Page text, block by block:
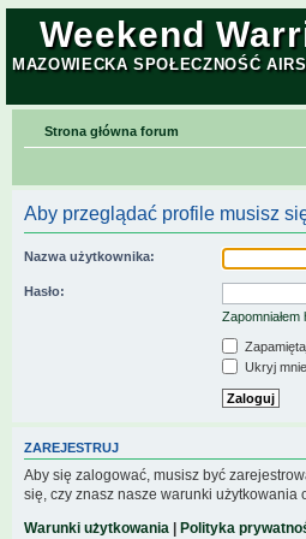
Weekend
MAZOWIECKA SPOŁECZNOŚĆ
Strona główna forum
Aby przeglądać profile musisz
Nazwa użytkownika:
Hasło:
Zapomniałem
Ukryj
ZAREJESTRUJ
Aby się zalogować, musisz być
się, czy znasz nasze warunki użytkowania
Warunki użytkowania
Polityka